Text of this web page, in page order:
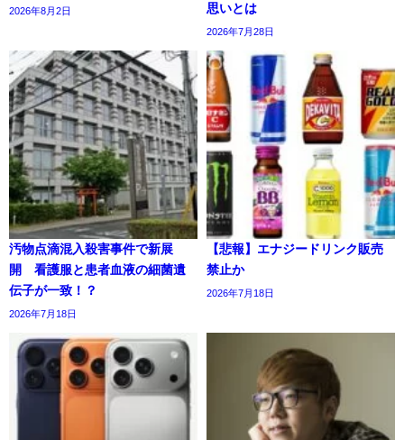
2026年8月2日
思いとは
2026年7月28日
汚物点滴混入殺害事件で新展
開 看護服と患者血液の細菌遺
伝子が一致！？
2026年7月18日
【悲報】エナジードリンク販売
禁止か
2026年7月18日